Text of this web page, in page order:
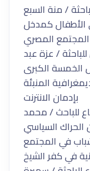
/ منة السبع
الأطفال كمدخل
المجتمع المصري
/ عزة عبد
الخمسة الكبرى
المنبئة
بإدمان الانترنت
للباحث / محمد
السياسي
في المجتمع
في كفر الشيخ